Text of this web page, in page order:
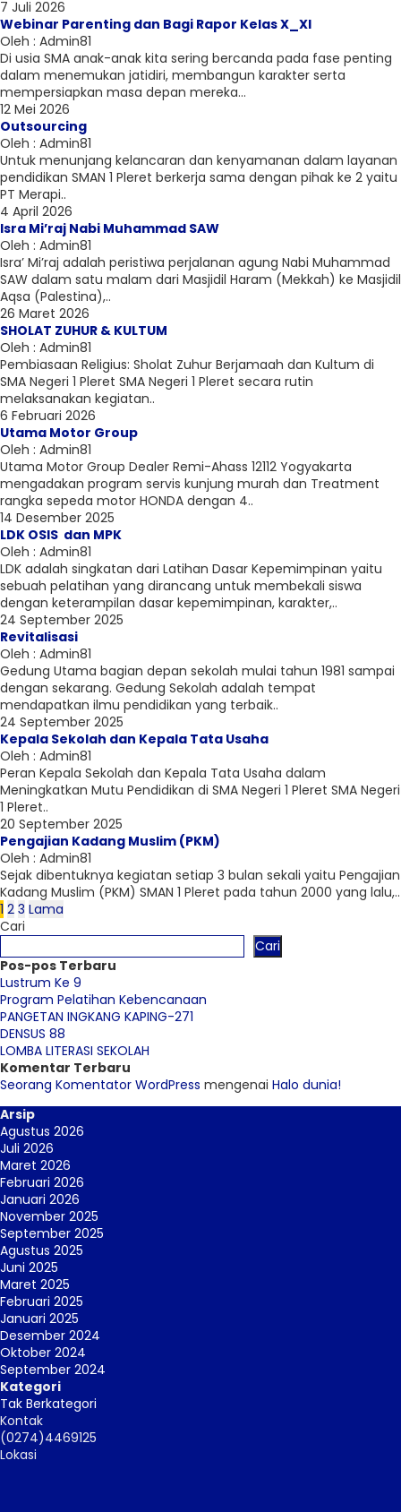
7 Juli 2026
Webinar Parenting dan Bagi Rapor Kelas X_XI
Oleh : Admin81
Di usia SMA anak-anak kita sering bercanda pada fase penting
dalam menemukan jatidiri, membangun karakter serta
mempersiapkan masa depan mereka...
12 Mei 2026
Outsourcing
Oleh : Admin81
Untuk menunjang kelancaran dan kenyamanan dalam layanan
pendidikan SMAN 1 Pleret berkerja sama dengan pihak ke 2 yaitu
PT Merapi..
4 April 2026
Isra Mi’raj Nabi Muhammad SAW
Oleh : Admin81
Isra’ Mi’raj adalah peristiwa perjalanan agung Nabi Muhammad
SAW dalam satu malam dari Masjidil Haram (Mekkah) ke Masjidil
Aqsa (Palestina),..
26 Maret 2026
SHOLAT ZUHUR & KULTUM
Oleh : Admin81
Pembiasaan Religius: Sholat Zuhur Berjamaah dan Kultum di
SMA Negeri 1 Pleret SMA Negeri 1 Pleret secara rutin
melaksanakan kegiatan..
6 Februari 2026
Utama Motor Group
Oleh : Admin81
Utama Motor Group Dealer Remi-Ahass 12112 Yogyakarta
mengadakan program servis kunjung murah dan Treatment
rangka sepeda motor HONDA dengan 4..
14 Desember 2025
LDK OSIS dan MPK
Oleh : Admin81
LDK adalah singkatan dari Latihan Dasar Kepemimpinan yaitu
sebuah pelatihan yang dirancang untuk membekali siswa
dengan keterampilan dasar kepemimpinan, karakter,..
24 September 2025
Revitalisasi
Oleh : Admin81
Gedung Utama bagian depan sekolah mulai tahun 1981 sampai
dengan sekarang. Gedung Sekolah adalah tempat
mendapatkan ilmu pendidikan yang terbaik..
24 September 2025
Kepala Sekolah dan Kepala Tata Usaha
Oleh : Admin81
Peran Kepala Sekolah dan Kepala Tata Usaha dalam
Meningkatkan Mutu Pendidikan di SMA Negeri 1 Pleret SMA Negeri
1 Pleret..
20 September 2025
Pengajian Kadang Muslim (PKM)
Oleh : Admin81
Sejak dibentuknya kegiatan setiap 3 bulan sekali yaitu Pengajian
Kadang Muslim (PKM) SMAN 1 Pleret pada tahun 2000 yang lalu,..
1 2 3 Lama
Cari
Cari
Pos-pos Terbaru
Lustrum Ke 9
Program Pelatihan Kebencanaan
PANGETAN INGKANG KAPING-271
DENSUS 88
LOMBA LITERASI SEKOLAH
Komentar Terbaru
Seorang Komentator WordPress mengenai Halo dunia!
Arsip
Agustus 2026
Juli 2026
Maret 2026
Februari 2026
Januari 2026
November 2025
September 2025
Agustus 2025
Juni 2025
Maret 2025
Februari 2025
Januari 2025
Desember 2024
Oktober 2024
September 2024
Kategori
Tak Berkategori
Kontak
(0274)4469125
Lokasi